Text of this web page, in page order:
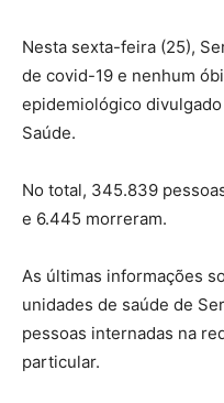
Nesta sexta-feira (25),
de covid-19 e nenhum
epidemiológico
Saúde.
No total, 345.839
e 6.445 morreram.
As últimas informações
unidades de saúde de
pessoas internadas na
particular.